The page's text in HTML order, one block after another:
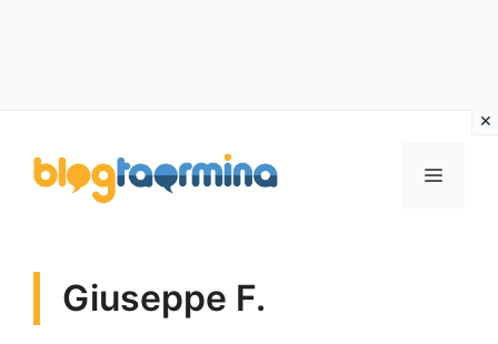
contenuto
MENU
Giuseppe F.